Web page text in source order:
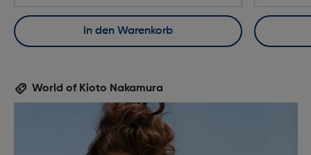
In den Warenkorb
World of Kioto Nakamura